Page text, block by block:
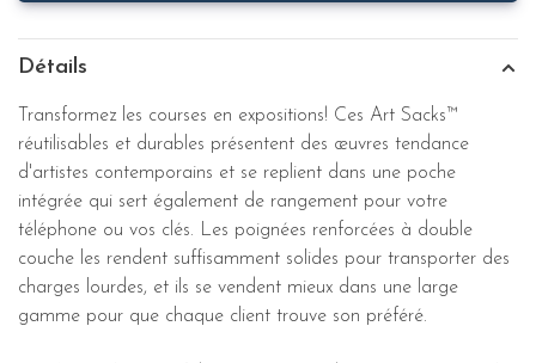
Détails
Transformez les courses en expositions! Ces Art Sacks™
réutilisables et durables présentent des œuvres tendance
d'artistes contemporains et se replient dans une poche
intégrée qui sert également de rangement pour votre
téléphone ou vos clés. Les poignées renforcées à double
couche les rendent suffisamment solides pour transporter des
charges lourdes, et ils se vendent mieux dans une large
gamme pour que chaque client trouve son préféré.